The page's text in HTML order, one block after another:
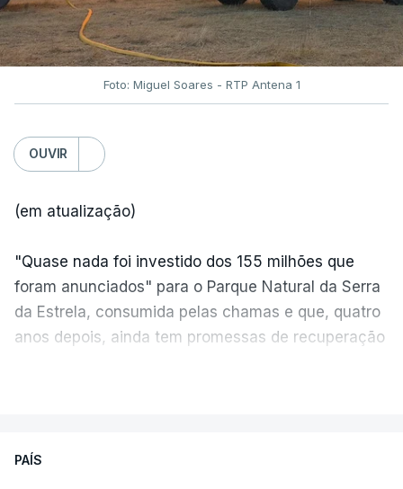
Foto: Miguel Soares - RTP Antena 1
OUVIR
(em atualização)
"Quase nada foi investido dos 155 milhões que
foram anunciados" para o Parque Natural da Serra
da Estrela, consumida pelas chamas e que, quatro
anos depois, ainda tem promessas de recuperação
PAÍS